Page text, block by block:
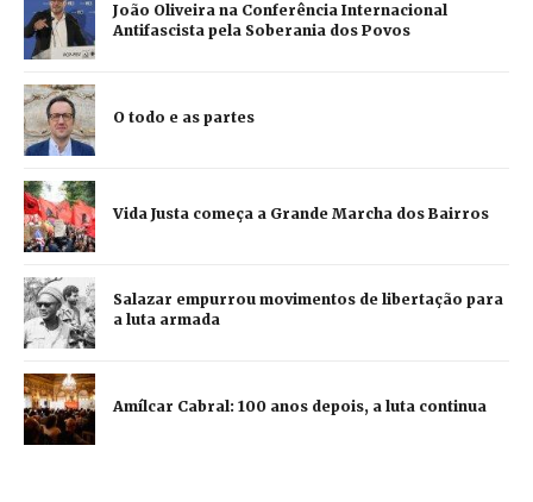
João Oliveira na Conferência Internacional
Antifascista pela Soberania dos Povos
O todo e as partes
Vida Justa começa a Grande Marcha dos Bairros
Salazar empurrou movimentos de libertação para
a luta armada
Amílcar Cabral: 100 anos depois, a luta continua